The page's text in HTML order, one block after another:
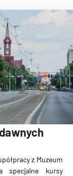
z Muzeum
specjalne kursy